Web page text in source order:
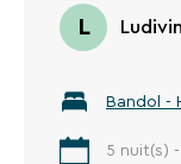
L
Bandol -
5 nuit(s)